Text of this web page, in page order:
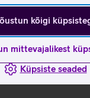
kõigi
mittevajalikest
Küpsiste seaded